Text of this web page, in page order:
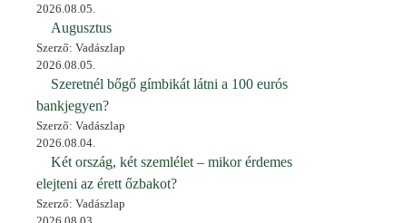
2026.08.05.
Augusztus
Szerző: Vadászlap
2026.08.05.
Szeretnél bőgő gímbikát látni a 100 eurós
bankjegyen?
Szerző: Vadászlap
2026.08.04.
Két ország, két szemlélet – mikor érdemes
elejteni az érett őzbakot?
Szerző: Vadászlap